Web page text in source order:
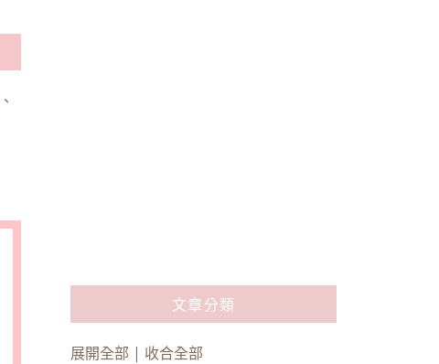
、
文章分類
展開全部 | 收合全部